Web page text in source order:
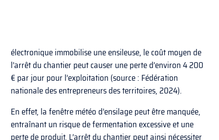
électronique immobilise une ensileuse, le coût moyen de
l’arrêt du chantier peut causer une perte d’environ 4 200
€ par jour pour l’exploitation (source : Fédération
nationale des entrepreneurs des territoires, 2024).
En effet, la fenêtre météo d’ensilage peut être manquée,
entraînant un risque de fermentation excessive et une
perte de produit. L’arrêt du chantier peut ainsi nécessiter